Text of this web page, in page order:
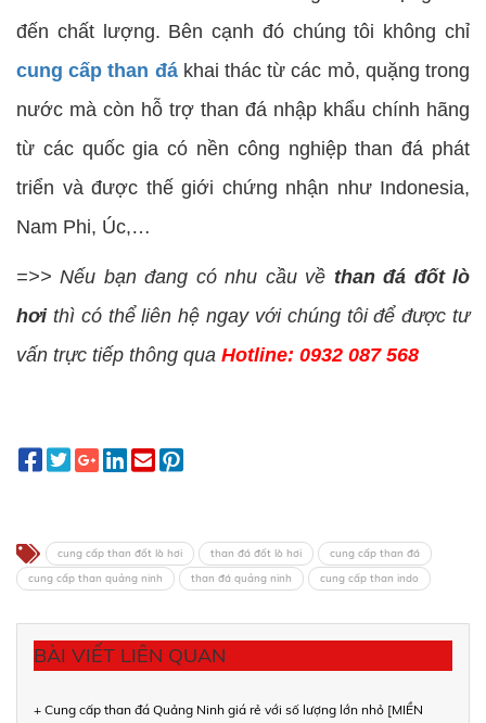
đến chất lượng. Bên cạnh đó chúng tôi không chỉ
cung cấp than đákhai thác từ các mỏ, quặng trong
nước mà còn hỗ trợ than đá nhập khẩu chính hãng
từ các quốc gia có nền công nghiệp than đá phát
triển và được thế giới chứng nhận như Indonesia,
Nam Phi, Úc,…
=>> Nếu bạn đang có nhu cầu về than đá đốt lò
hơithì có thể liên hệ ngay với chúng tôi để được tư
vấn trực tiếp thông qua Hotline: 0932 087 568
cung cấp than đốt lò hơi than đá đốt lò hơi
cung cấp than đá
cung cấp than quảng ninh
than đá quảng ninh cung cấp than indo
BÀI VIẾT LIÊN QUAN
+ Cung cấp than đá Quảng Ninh giá rẻ với số lượng lớn nhỏ [MIỀN